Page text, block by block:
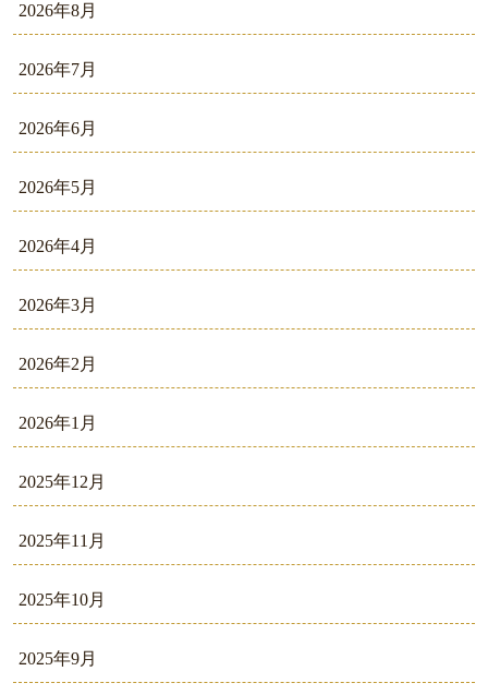
2026年8月
2026年7月
2026年6月
2026年5月
2026年4月
2026年3月
2026年2月
2026年1月
2025年12月
2025年11月
2025年10月
2025年9月